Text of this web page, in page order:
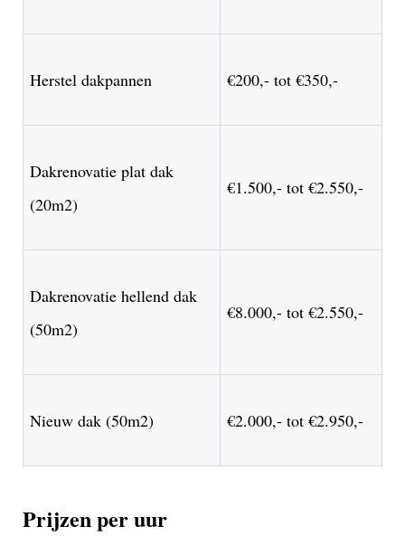
Herstel dakpannen €200,- tot €350,-
Dakrenovatie plat dak
(20m2)
€1.500,- tot €2.550,-
Dakrenovatie hellend dak
(50m2)
€8.000,- tot €2.550,-
Nieuw dak (50m2) €2.000,- tot €2.950,-
Prijzen per uur